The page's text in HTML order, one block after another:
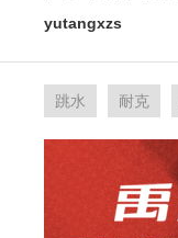
yutangxzs
跳水 耐克